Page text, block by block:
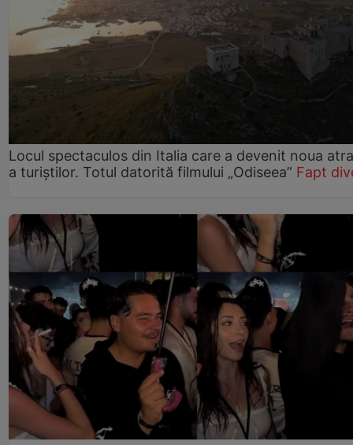
Locul spectaculos din Italia care a devenit noua
a turiștilor. Totul datorită filmului „Odiseea” Fapt